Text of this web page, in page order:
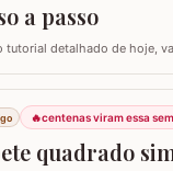
a passo
tutorial detalhado de hoje,
Recentemente, postamos
deste modelo, e você pode
é um trabalho clássico
e é uma excelente…
🔥centenas viram essa
quadrado